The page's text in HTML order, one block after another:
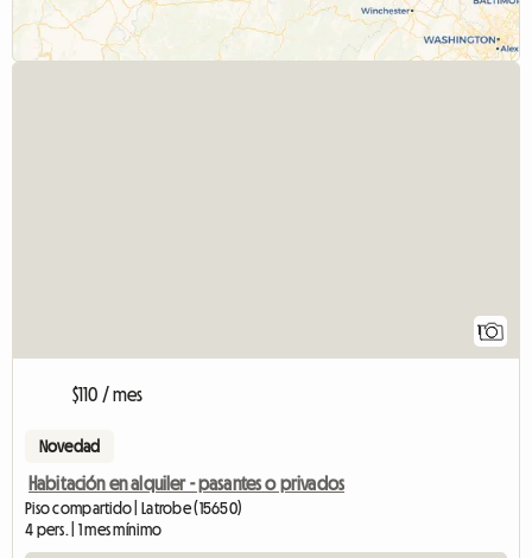
1
$110 / mes
Novedad
Habitación en alquiler - pasantes o privados
Piso compartido | Latrobe (15650)
4 pers. | 1 mes mínimo